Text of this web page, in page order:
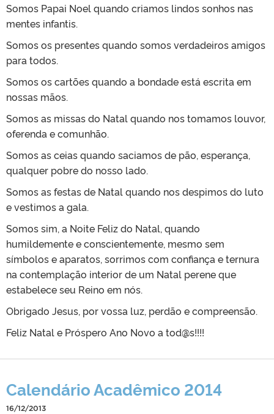
Somos Papai Noel quando criamos lindos sonhos nas
mentes infantis.
Somos os presentes quando somos verdadeiros amigos
para todos.
Somos os cartões quando a bondade está escrita em
nossas mãos.
Somos as missas do Natal quando nos tomamos louvor,
oferenda e comunhão.
Somos as ceias quando saciamos de pão, esperança,
qualquer pobre do nosso lado.
Somos as festas de Natal quando nos despimos do luto
e vestimos a gala.
Somos sim, a Noite Feliz do Natal, quando
humildemente e conscientemente, mesmo sem
símbolos e aparatos, sorrimos com confiança e ternura
na contemplação interior de um Natal perene que
estabelece seu Reino em nós.
Obrigado Jesus, por vossa luz, perdão e compreensão.
Feliz Natal e Próspero Ano Novo a tod@s!!!!
Calendário Acadêmico 2014
16/12/2013